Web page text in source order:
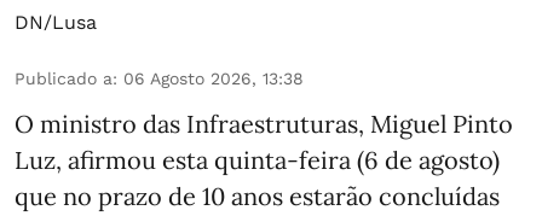
DN/Lusa
Publicado a: 06 Agosto 2026, 13:38
O ministro das Infraestruturas, Miguel Pinto
Luz, afirmou esta quinta-feira (6 de agosto)
que no prazo de 10 anos estarão concluídas